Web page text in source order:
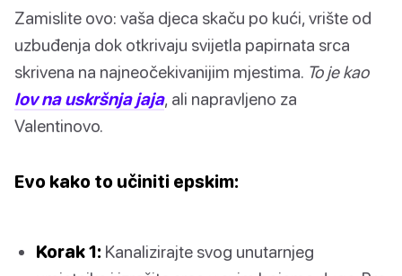
Zamislite ovo: vaša djeca skaču po kući, vrište od
uzbuđenja dok otkrivaju svijetla papirnata srca
skrivena na najneočekivanijim mjestima. To je kao
lov na uskršnja jaja, ali napravljeno za
Valentinovo.
Evo kako to učiniti epskim:
Korak 1: Kanalizirajte svog unutarnjeg